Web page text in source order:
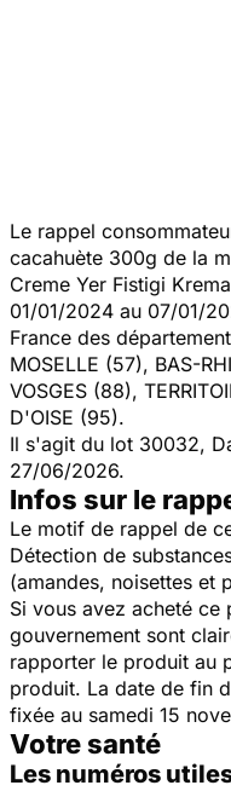
Le rappel
cacahuète 300g de la
Creme Yer Fistigi
01/01/2024 au 07/01/
France des
MOSELLE (57), BAS-
VOSGES (88),
D'OISE (95).
Il s'agit du lot 30032,
27/06/2026.
Infos sur le
Le motif de rappel de
Détection de
(amandes, noisettes et
Si vous avez acheté
gouvernement sont
rapporter le produit au
produit. La date de fin
fixée au samedi 15
Votre santé
Les numéros